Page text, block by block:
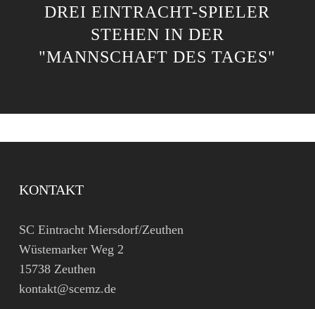
DREI EINTRACHT-SPIELER
STEHEN IN DER
"MANNSCHAFT DES TAGES"
KONTAKT
SC Eintracht Miersdorf/Zeuthen
Wüstemarker Weg 2
15738 Zeuthen
kontakt@scemz.de